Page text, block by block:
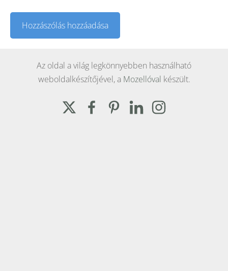
Az oldal a világ legkönnyebben használható
weboldalkészítőjével, a Mozellóval készült.